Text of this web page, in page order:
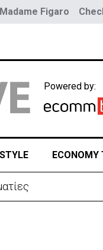
Madame Figaro
Powered by:
ECONOMY